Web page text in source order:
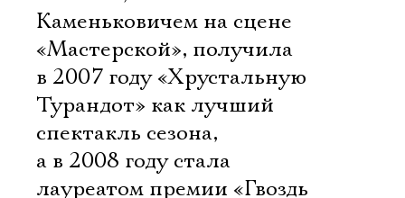
Каменьковичем на сцене
«Мастерской», получила
в 2007 году «Хрустальную
Турандот» как лучший
спектакль сезона,
а в 2008 году стала
лауреатом премии «Гвоздь